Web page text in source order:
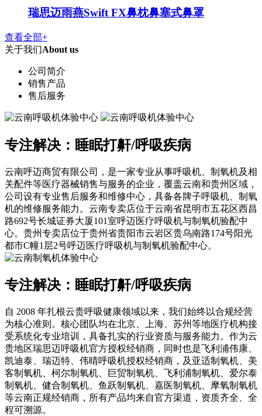
瑞思迈雨燕Swift FX鼻枕鼻塞式鼻罩
查看全部+
关于我们About us
公司简介
销售产品
售后服务
专注解决：睡眠打鼾/呼吸疾病
云南呼迈商贸有限公司，是一家专业从事呼吸机、制氧机及相
关配件等医疗器械销售与服务的企业，覆盖云南和贵州区域，
公司设有专业售后服务和维修中心，具备各牌子呼吸机、制氧
机的维修服务能力。云南专卖店位于云南省昆明市五花区西昌
路692号长城证券大厦101室呼迈医疗呼吸机与制氧机验配中
心。贵州专卖店位于贵州省贵阳市云岩区贵乌南路174号阳光
都市C幢1层2号呼迈医疗呼吸机与制氧机验配中心。
专注解决：睡眠打鼾/呼吸疾病
自 2008 年扎根云贵呼吸健康领域以来，我们始终以合规经营
为核心准则。核心团队均在北京、上海、苏州等地医疗机构接
受系统化专业培训，具备扎实的行业资质与服务能力。作为云
贵地区瑞思迈呼吸机官方授权经销商，同时也是飞利浦伟康、
凯迪泰、瑞迈特、伟晴呼吸机授权经销商，及亚适制氧机、美
客制氧机、柯尔制氧机、巨贸制氧机、飞利浦制氧机、爱尔泰
制氧机、健合制氧机、鱼跃制氧机、嘉医制氧机、摩氧制氧机
等云南正规经销商，所有产品均来自官方渠道，资质齐全、全
程可溯源。